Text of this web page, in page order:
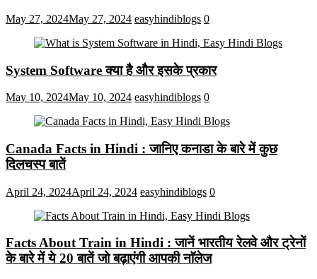
May 27, 2024May 27, 2024 easyhindiblogs 0
System Software क्या है और इसके प्रकार
May 10, 2024May 10, 2024 easyhindiblogs 0
Canada Facts in Hindi : जानिए कनाडा के बारे में कुछ
दिलचस्प बातें
April 24, 2024April 24, 2024 easyhindiblogs 0
Facts About Train in Hindi : जानें भारतीय रेलवे और ट्रेनों
के बारे में ये 20 बातें जो बढ़ाएंगी आपकी नाॅलेज